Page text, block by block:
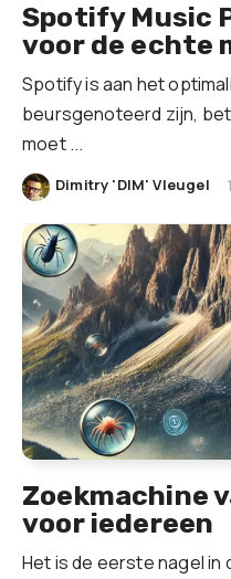
Spotify Music
voor de echte
Spotify is aan het
beursgenoteerd zijn,
moet ...
Dimitry 'DIM' Vleugel
Zoekmachine
voor iedereen
Het is de eerste nagel in